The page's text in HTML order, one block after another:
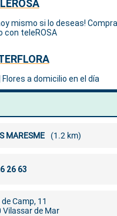
MARESME (1.2 km)
Camp, 11
Vilassar de Mar